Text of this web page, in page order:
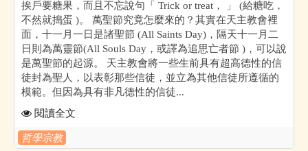
挨戶要糖果，而且不忘說句「 Trick or treat， 」 (給糖吃，
不然就搗蛋 )。 萬聖節究竟怎麼來的？其實在天主教會裡
面，十一月一日是諸聖節 (All Saints Day)，隔天十一月二
日則為萬靈節(All Souls Day，或譯為追思亡者節 )，可以說
是萬聖節的起源。 天主教會將一些生前具有超高德性的信
徒封為聖人，以表彰那些信徒，並立為其他信徒所遵循的
模範。但因為具有非凡德性的信徒...
閱讀全文
哲學宗教